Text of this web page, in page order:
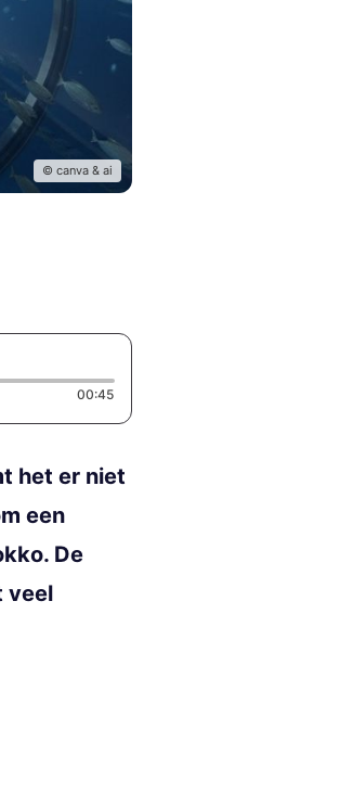
© canva & ai
00:45Duration: 45 seconds
het er niet
een
De
veel